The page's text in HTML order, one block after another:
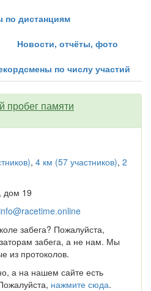
по дистанциям
Новости, отчёты, фото
по числу участий
пробег памяти
, 4 км (57 участников), 2
дом 19
забега? Пожалуйста,
забега, а не нам. Мы
из протоколов.
а на нашем сайте есть
нажмите сюда.